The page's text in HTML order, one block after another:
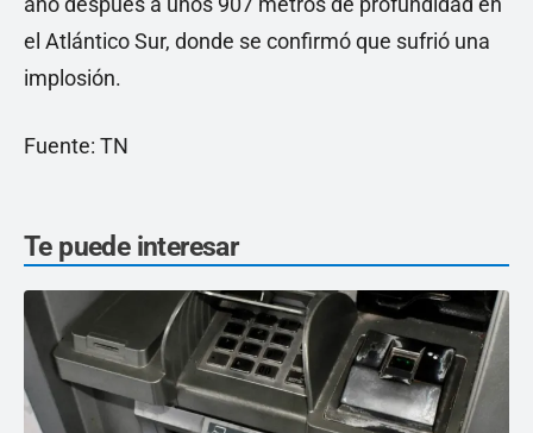
el Atlántico Sur, donde se confirmó que sufrió una
implosión.
Fuente: TN
Te puede interesar